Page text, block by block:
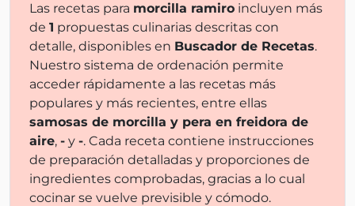
Las recetas para morcilla ramiro incluyen más
de 1 propuestas culinarias descritas con
detalle, disponibles en Buscador de Recetas.
Nuestro sistema de ordenación permite
acceder rápidamente a las recetas más
populares y más recientes, entre ellas
samosas de morcilla y pera en freidora de
aire, - y -. Cada receta contiene instrucciones
de preparación detalladas y proporciones de
ingredientes comprobadas, gracias a lo cual
cocinar se vuelve previsible y cómodo.